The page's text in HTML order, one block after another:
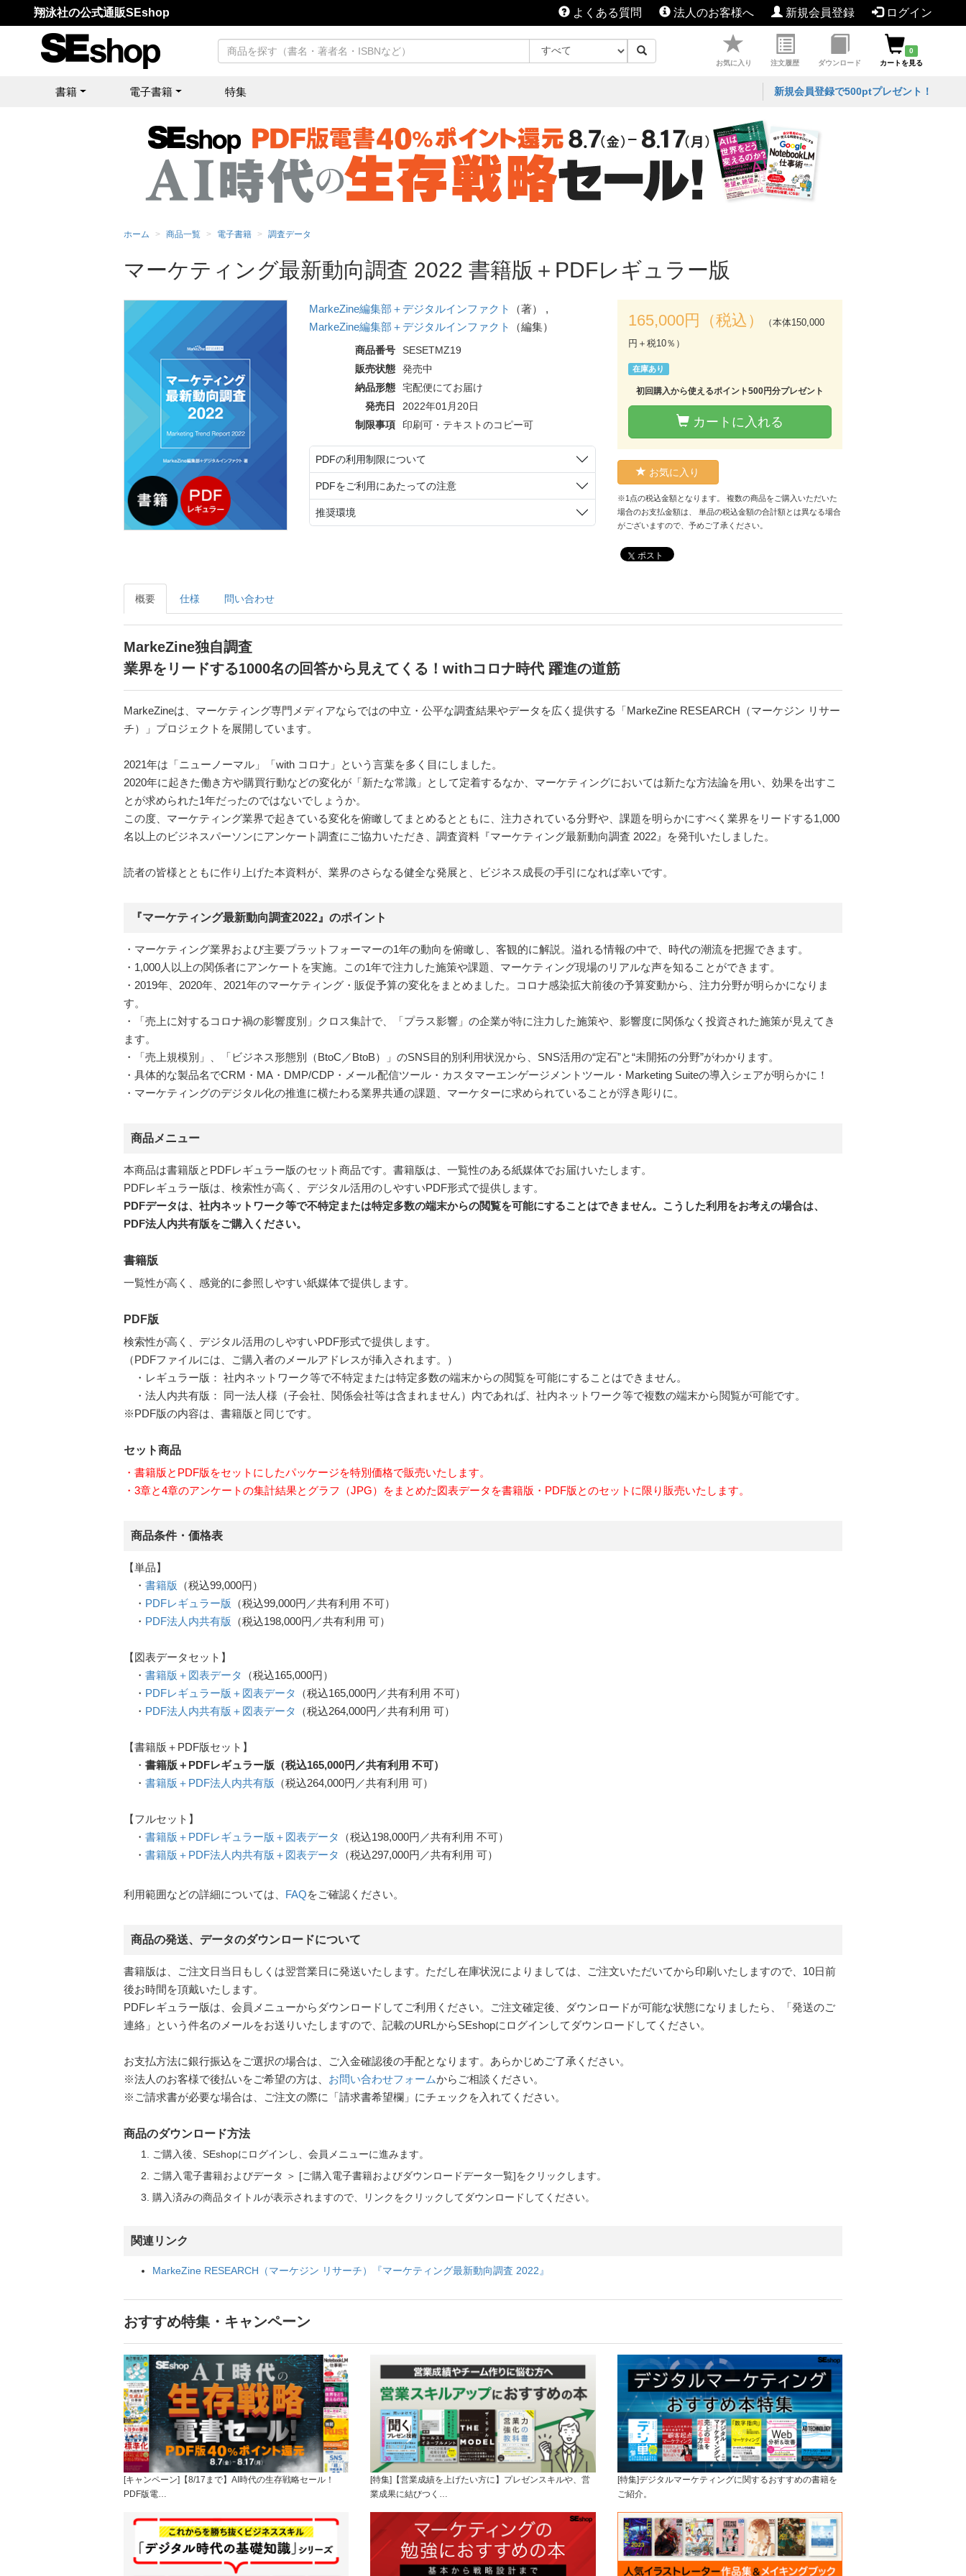
翔泳社の公式通販SEshop よくある質問 法人のお客様へ 新規会員登録 ログイン
お気に入り 注文履歴 ダウンロード
0
カートを見る
書籍 電子書籍 特集 新規会員登録で500ptプレゼント！
ホーム 商品一覧 電子書籍 調査データ
マーケティング最新動向調査 2022 書籍版＋PDFレギュラー版
MarkeZine編集部＋デジタルインファクト
（著） ,
MarkeZine編集部＋デジタルインファクト
（編集）
商品番号
SESETMZ19
販売状態
発売中
納品形態
宅配便にてお届け
発売日
2022年01月20日
制限事項
印刷可・テキストのコピー可
PDFの利用制限について
PDFをご利用にあたっての注意
推奨環境
165,000円（税込）
（本体150,000
円＋税10％）
在庫あり
初回購入から使えるポイント500円分プレゼント
カートに入れる
お気に入り
※1点の税込金額となります。 複数の商品をご購入いただいた
場合のお支払金額は、 単品の税込金額の合計額とは異なる場合
がございますので、予めご了承ください。
ポスト
概要 仕様 問い合わせ
MarkeZine独自調査
業界をリードする1000名の回答から見えてくる！withコロナ時代 躍進の道筋
MarkeZineは、マーケティング専門メディアならではの中立・公平な調査結果やデータを広く提供する「MarkeZine RESEARCH（マーケジン リサー
チ）」プロジェクトを展開しています。
2021年は「ニューノーマル」「with コロナ」という言葉を多く目にしました。
2020年に起きた働き方や購買行動などの変化が「新たな常識」として定着するなか、マーケティングにおいては新たな方法論を用い、効果を出すこ
とが求められた1年だったのではないでしょうか。
この度、マーケティング業界で起きている変化を俯瞰してまとめるとともに、注力されている分野や、課題を明らかにすべく業界をリードする1,000
名以上のビジネスパーソンにアンケート調査にご協力いただき、調査資料『マーケティング最新動向調査 2022』を発刊いたしました。
読者の皆様とともに作り上げた本資料が、業界のさらなる健全な発展と、ビジネス成長の手引になれば幸いです。
『マーケティング最新動向調査2022』のポイント
・マーケティング業界および主要プラットフォーマーの1年の動向を俯瞰し、客観的に解説。溢れる情報の中で、時代の潮流を把握できます。
・1,000人以上の関係者にアンケートを実施。この1年で注力した施策や課題、マーケティング現場のリアルな声を知ることができます。
・2019年、2020年、2021年のマーケティング・販促予算の変化をまとめました。コロナ感染拡大前後の予算変動から、注力分野が明らかになりま
す。
・「売上に対するコロナ禍の影響度別」クロス集計で、「プラス影響」の企業が特に注力した施策や、影響度に関係なく投資された施策が見えてき
ます。
・「売上規模別」、「ビジネス形態別（BtoC／BtoB）」のSNS目的別利用状況から、SNS活用の“定石”と“未開拓の分野”がわかります。
・具体的な製品名でCRM・MA・DMP/CDP・メール配信ツール・カスタマーエンゲージメントツール・Marketing Suiteの導入シェアが明らかに！
・マーケティングのデジタル化の推進に横たわる業界共通の課題、マーケターに求められていることが浮き彫りに。
商品メニュー
本商品は書籍版とPDFレギュラー版のセット商品です。書籍版は、一覧性のある紙媒体でお届けいたします。
PDFレギュラー版は、検索性が高く、デジタル活用のしやすいPDF形式で提供します。
PDFデータは、社内ネットワーク等で不特定または特定多数の端末からの閲覧を可能にすることはできません。こうした利用をお考えの場合は、
PDF法人内共有版をご購入ください。
書籍版
一覧性が高く、感覚的に参照しやすい紙媒体で提供します。
PDF版
検索性が高く、デジタル活用のしやすいPDF形式で提供します。
（PDFファイルには、ご購入者のメールアドレスが挿入されます。）
・レギュラー版： 社内ネットワーク等で不特定または特定多数の端末からの閲覧を可能にすることはできません。
・法人内共有版： 同一法人様（子会社、関係会社等は含まれません）内であれば、社内ネットワーク等で複数の端末から閲覧が可能です。
※PDF版の内容は、書籍版と同じです。
セット商品
・書籍版とPDF版をセットにしたパッケージを特別価格で販売いたします。
・3章と4章のアンケートの集計結果とグラフ（JPG）をまとめた図表データを書籍版・PDF版とのセットに限り販売いたします。
商品条件・価格表
【単品】
・ 書籍版 （税込99,000円）
・ PDFレギュラー版 （税込99,000円／共有利用 不可）
・ PDF法人内共有版 （税込198,000円／共有利用 可）
【図表データセット】
・ 書籍版＋図表データ
（税込165,000円）
・ PDFレギュラー版＋図表データ
（税込165,000円／共有利用 不可）
・ PDF法人内共有版＋図表データ （税込264,000円／共有利用 可）
【書籍版＋PDF版セット】
・ 書籍版＋PDFレギュラー版（税込165,000円／共有利用 不可）
・ 書籍版＋PDF法人内共有版 （税込264,000円／共有利用 可）
【フルセット】
・ 書籍版＋PDFレギュラー版＋図表データ
（税込198,000円／共有利用 不可）
・ 書籍版＋PDF法人内共有版＋図表データ （税込297,000円／共有利用 可）
利用範囲などの詳細については、 FAQをご確認ください。
商品の発送、データのダウンロードについて
書籍版は、ご注文日当日もしくは翌営業日に発送いたします。ただし在庫状況によりましては、ご注文いただいてから印刷いたしますので、10日前
後お時間を頂戴いたします。
PDFレギュラー版は、会員メニューからダウンロードしてご利用ください。ご注文確定後、ダウンロードが可能な状態になりましたら、「発送のご
連絡」という件名のメールをお送りいたしますので、記載のURLからSEshopにログインしてダウンロードしてください。
お支払方法に銀行振込をご選択の場合は、ご入金確認後の手配となります。あらかじめご了承ください。
※法人のお客様で後払いをご希望の方は、 お問い合わせフォームからご相談ください。
※ご請求書が必要な場合は、ご注文の際に「請求書希望欄」にチェックを入れてください。
商品のダウンロード方法
ご購入後、SEshopにログインし、会員メニューに進みます。
ご購入電子書籍およびデータ ＞ [ご購入電子書籍およびダウンロードデータ一覧]をクリックします。
購入済みの商品タイトルが表示されますので、リンクをクリックしてダウンロードしてください。
関連リンク
MarkeZine RESEARCH（マーケジン リサーチ）『マーケティング最新動向調査 2022』
おすすめ特集・キャンペーン
[キャンペーン]【8/17まで】AI時代の生存戦略セール！
PDF版電…
[特集]【営業成績を上げたい方に】プレゼンスキルや、営
業成果に結びつく…
[特集]デジタルマーケティングに関するおすすめの書籍を
ご紹介。